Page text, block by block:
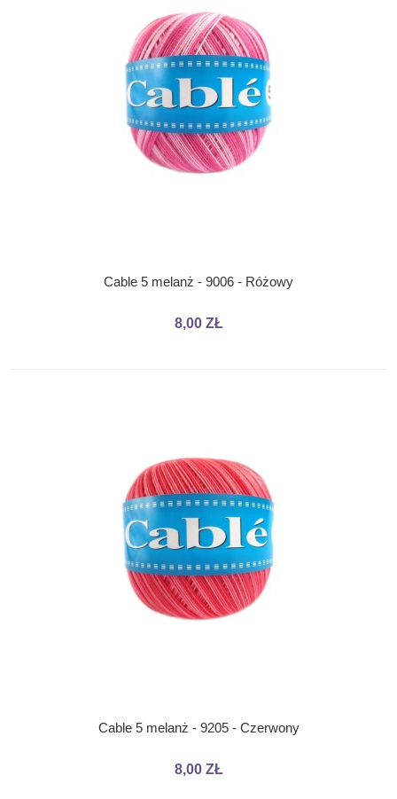
Cable 5 melanż - 9006 - Różowy
8,00 ZŁ
Cable 5 melanż - 9205 - Czerwony
8,00 ZŁ